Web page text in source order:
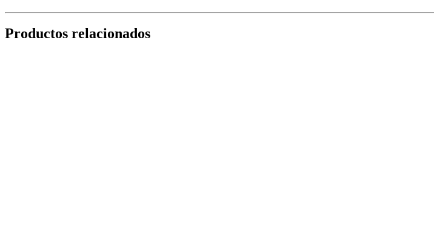
Productos relacionados